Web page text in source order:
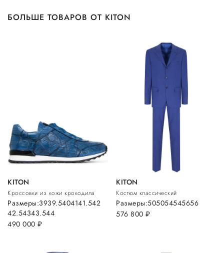
БОЛЬШЕ ТОВАРОВ ОТ KITON
KITON
Кроссовки из кожи крокодила
490 000 руб.
Размеры:3939.5404141.542
42.54343.544
KITON
Костюм классический
576 800руб.
Размеры:505054545656